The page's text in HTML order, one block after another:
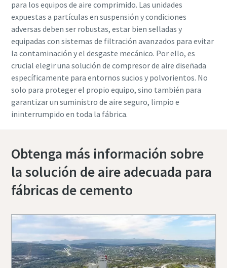
para los equipos de aire comprimido. Las unidades
expuestas a partículas en suspensión y condiciones
adversas deben ser robustas, estar bien selladas y
equipadas con sistemas de filtración avanzados para evitar
la contaminación y el desgaste mecánico. Por ello, es
crucial elegir una solución de compresor de aire diseñada
específicamente para entornos sucios y polvorientos. No
solo para proteger el propio equipo, sino también para
garantizar un suministro de aire seguro, limpio e
ininterrumpido en toda la fábrica.
Obtenga más información sobre
la solución de aire adecuada para
fábricas de cemento